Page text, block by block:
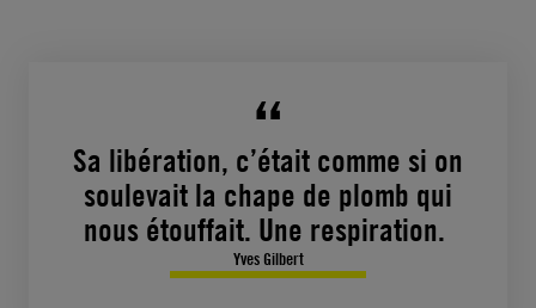
Sa libération, c’était comme si on
soulevait la chape de plomb qui
nous étouffait. Une respiration.
Yves Gilbert